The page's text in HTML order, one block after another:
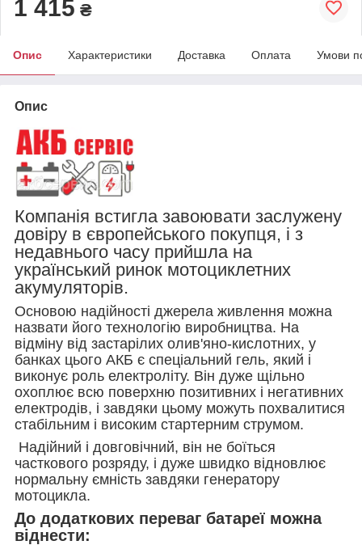
1 415 ₴
Опис Характеристики Доставка Оплата Умови
Опис
Компанія встигла завоювати заслужену
довіру в європейського покупця, і з
недавнього часу прийшла на
український ринок мотоциклетних
акумуляторів.
Основою надійності джерела живлення можна
назвати його технологію виробництва. На
відміну від застарілих олив'яно-кислотних, у
банках цього АКБ є спеціальний гель, який і
виконує роль електроліту. Він дуже щільно
охоплює всю поверхню позитивних і негативних
електродів, і завдяки цьому можуть похвалитися
стабільним і високим стартерним струмом.
Надійний і довговічний, він не боїться
часткового розряду, і дуже швидко відновлює
нормальну ємність завдяки генератору
мотоцикла.
До додаткових переваг батареї можна
віднести: